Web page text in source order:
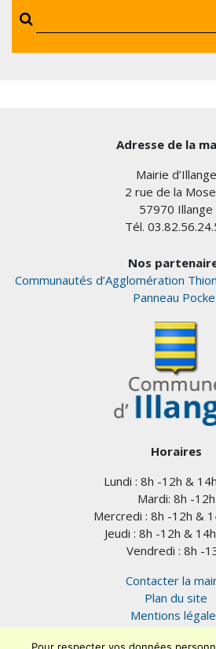
Adresse de la
Mairie d’Illange
2 rue de la
57970 Illange
Tél.
Nos
Communautés d’Agglomération
Panneau
Horaires
Lundi : 8h -12h &
Mardi: 8h -12h
Mercredi : 8h -12h &
Jeudi : 8h -12h &
Vendredi : 8h -
Contacter la
Plan du site
Mentions